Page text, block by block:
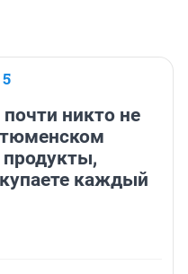
никто не
тюменском
каждый